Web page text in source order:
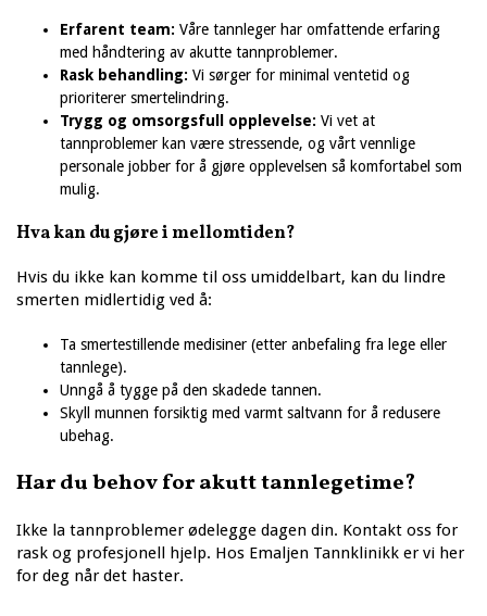
Erfarent team: Våre tannleger har omfattende erfaring
med håndtering av akutte tannproblemer.
Rask behandling: Vi sørger for minimal ventetid og
prioriterer smertelindring.
Trygg og omsorgsfull opplevelse: Vi vet at
tannproblemer kan være stressende, og vårt vennlige
personale jobber for å gjøre opplevelsen så komfortabel som
mulig.
Hva kan du gjøre i mellomtiden?
Hvis du ikke kan komme til oss umiddelbart, kan du lindre
smerten midlertidig ved å:
Ta smertestillende medisiner (etter anbefaling fra lege eller
tannlege).
Unngå å tygge på den skadede tannen.
Skyll munnen forsiktig med varmt saltvann for å redusere
ubehag.
Har du behov for akutt tannlegetime?
Ikke la tannproblemer ødelegge dagen din. Kontakt oss for
rask og profesjonell hjelp. Hos Emaljen Tannklinikk er vi her
for deg når det haster.